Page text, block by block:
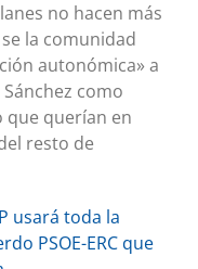
no hacen más
la comunidad
autonómica» a
como
que querían en
resto de
usará toda la
PSOE-ERC que